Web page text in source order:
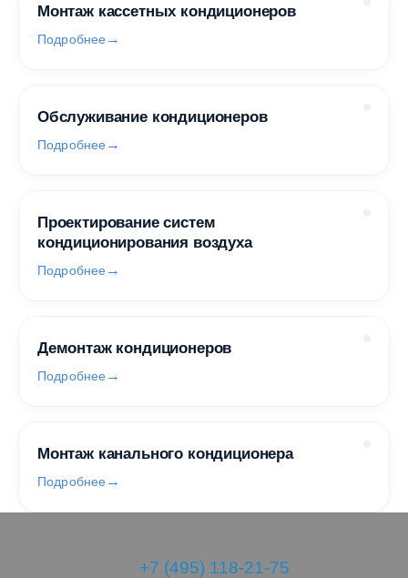
Монтаж кассетных кондиционеров
Подробнее
Обслуживание кондиционеров
Подробнее
Проектирование систем
кондиционирования воздуха
Подробнее
Демонтаж кондиционеров
Подробнее
Монтаж канального кондиционера
Подробнее
+7 (495) 118-21-75